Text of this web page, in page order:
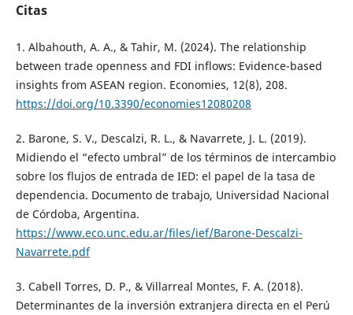
Citas
1. Albahouth, A. A., & Tahir, M. (2024). The relationship
between trade openness and FDI inflows: Evidence-based
insights from ASEAN region. Economies, 12(8), 208.
https://doi.org/10.3390/economies12080208
2. Barone, S. V., Descalzi, R. L., & Navarrete, J. L. (2019).
Midiendo el “efecto umbral” de los términos de intercambio
sobre los flujos de entrada de IED: el papel de la tasa de
dependencia. Documento de trabajo, Universidad Nacional
de Córdoba, Argentina.
https://www.eco.unc.edu.ar/files/ief/Barone-Descalzi-
Navarrete.pdf
3. Cabell Torres, D. P., & Villarreal Montes, F. A. (2018).
Determinantes de la inversión extranjera directa en el Perú